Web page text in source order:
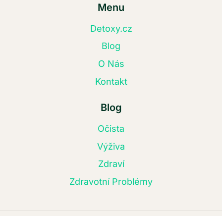
Menu
Detoxy.cz
Blog
O Nás
Kontakt
Blog
Očista
Výživa
Zdraví
Zdravotní Problémy